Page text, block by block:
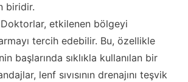
biridir.
Doktorlar, etkilenen bölgeyi
tercih edebilir. Bu, özellikle
başlarında sıklıkla kullanılan bir
lenf sıvısının drenajını teşvik